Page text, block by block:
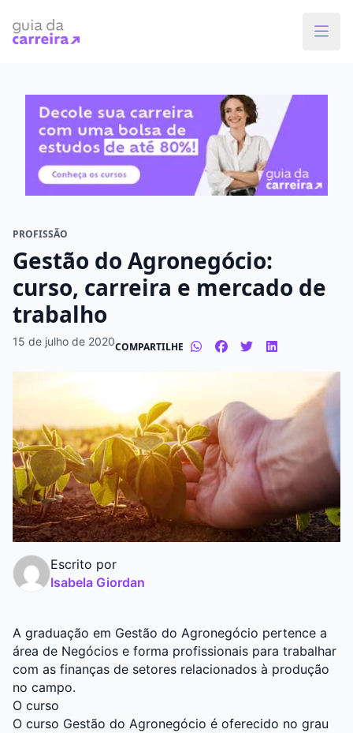
PROFISSÃO
Gestão do Agronegócio:
curso, carreira e mercado de
trabalho
15 de julho de 2020COMPARTILHE
Escrito por
Isabela Giordan
A graduação em Gestão do Agronegócio pertence a
área de Negócios e forma profissionais para trabalhar
com as finanças de setores relacionados à produção
no campo.
O curso
O curso Gestão do Agronegócio é oferecido no grau
Faça o curso dos sonhos
O que você quer estudar?
Modalidade preferida
Presencial
Tipo de formação